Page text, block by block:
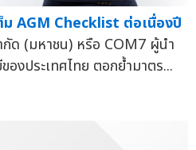
ม AGM Checklist ต่อเนื่องปี
ด (มหาชน) หรือ COM7 ผู้นำ
องประเทศไทย ตอกย้ำมาตร...